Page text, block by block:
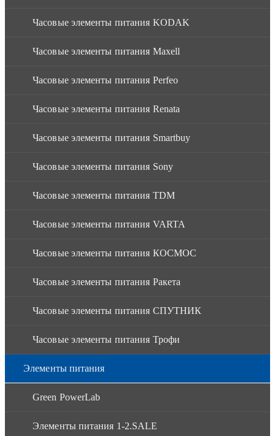
Часовые элементы питания KODAK
Часовые элементы питания Maxell
Часовые элементы питания Perfeo
Часовые элементы питания Renata
Часовые элементы питания Smartbuy
Часовые элементы питания Sony
Часовые элементы питания TDM
Часовые элементы питания VARTA
Часовые элементы питания КОСМОС
Часовые элементы питания Ракета
Часовые элементы питания СПУТНИК
Часовые элементы питания Трофи
Элементы питания
Green PowerLab
Элементы питания 1-2.SALE